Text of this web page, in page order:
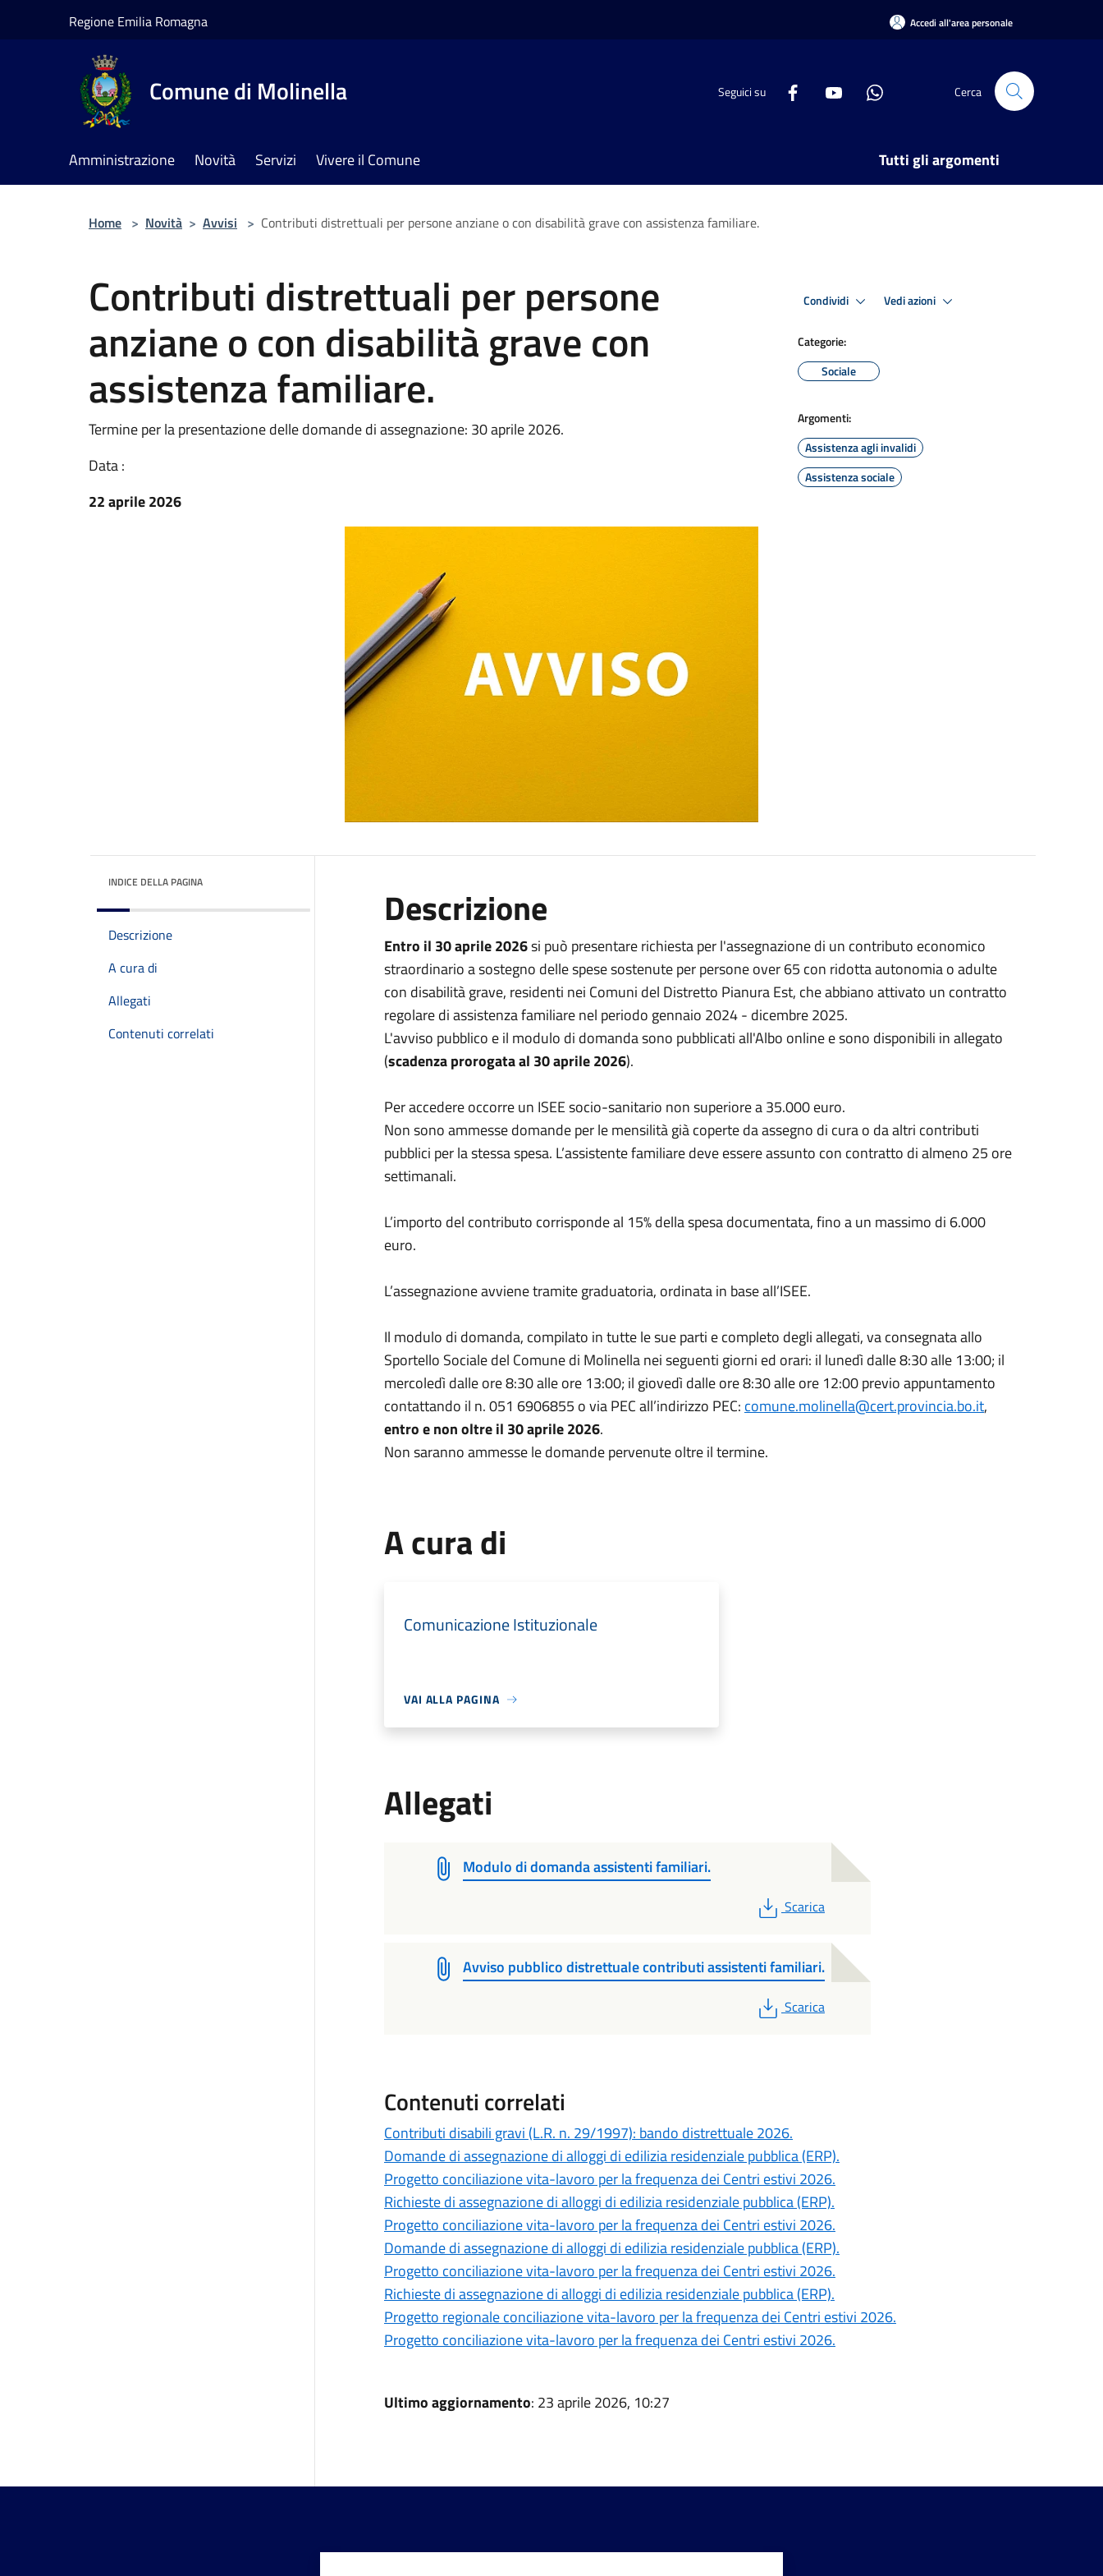
Regione Emilia Romagna Accedi all'area personale
Comune di Molinella Seguici su Cerca
Amministrazione Novità Servizi Vivere il Comune Tutti gli argomenti
Home > Novità > Avvisi > Contributi distrettuali per persone anziane o con disabilità grave con assistenza familiare.
Contributi distrettuali per persone
anziane o con disabilità grave con
assistenza familiare.
Termine per la presentazione delle domande di assegnazione: 30 aprile 2026.
Data :
22 aprile 2026
Condividi Vedi azioni
Categorie:
Sociale
Argomenti:
Assistenza agli invalidi
Assistenza sociale
INDICE DELLA PAGINA
Descrizione
A cura di
Allegati
Contenuti correlati
Descrizione
Entro il 30 aprile 2026si può presentare richiesta per l'assegnazione di un contributo economico
straordinario a sostegno delle spese sostenute per persone over 65 con ridotta autonomia o adulte
con disabilità grave, residenti nei Comuni del Distretto Pianura Est, che abbiano attivato un contratto
regolare di assistenza familiare nel periodo gennaio 2024 - dicembre 2025.
L'avviso pubblico e il modulo di domanda sono pubblicati all'Albo online e sono disponibili in allegato
(scadenza prorogata al 30 aprile 2026).
Per accedere occorre un ISEE socio-sanitario non superiore a 35.000 euro.
Non sono ammesse domande per le mensilità già coperte da assegno di cura o da altri contributi
pubblici per la stessa spesa. L’assistente familiare deve essere assunto con contratto di almeno 25 ore
settimanali.
L’importo del contributo corrisponde al 15% della spesa documentata, fino a un massimo di 6.000
euro.
L’assegnazione avviene tramite graduatoria, ordinata in base all’ISEE.
Il modulo di domanda, compilato in tutte le sue parti e completo degli allegati, va consegnata allo
Sportello Sociale del Comune di Molinella nei seguenti giorni ed orari: il lunedì dalle 8:30 alle 13:00; il
mercoledì dalle ore 8:30 alle ore 13:00; il giovedì dalle ore 8:30 alle ore 12:00 previo appuntamento
contattando il n. 051 6906855 o via PEC all’indirizzo PEC: comune.molinella@cert.provincia.bo.it,
entro e non oltre il 30 aprile 2026.
Non saranno ammesse le domande pervenute oltre il termine.
A cura di
Comunicazione Istituzionale
VAI ALLA PAGINA
Allegati
Modulo di domanda assistenti familiari.
PDF
Scarica
Avviso pubblico distrettuale contributi assistenti familiari.
PDF
Scarica
Contenuti correlati
Contributi disabili gravi (L.R. n. 29/1997): bando distrettuale 2026.
Domande di assegnazione di alloggi di edilizia residenziale pubblica (ERP).
Progetto conciliazione vita-lavoro per la frequenza dei Centri estivi 2026.
Richieste di assegnazione di alloggi di edilizia residenziale pubblica (ERP).
Progetto conciliazione vita-lavoro per la frequenza dei Centri estivi 2026.
Domande di assegnazione di alloggi di edilizia residenziale pubblica (ERP).
Progetto conciliazione vita-lavoro per la frequenza dei Centri estivi 2026.
Richieste di assegnazione di alloggi di edilizia residenziale pubblica (ERP).
Progetto regionale conciliazione vita-lavoro per la frequenza dei Centri estivi 2026.
Progetto conciliazione vita-lavoro per la frequenza dei Centri estivi 2026.
Ultimo aggiornamento: 23 aprile 2026, 10:27